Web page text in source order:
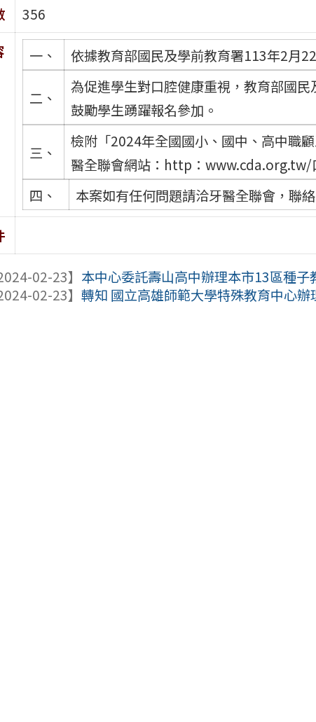
356
一、 依據教育部國民及學前教育署113年2月
二、
為促進學生對口腔健康重視，教育部國
鼓勵學生踴躍報名參加。
三、
檢附「2024年全國國小、國中、高中職
醫全聯會網站：http：www.cda.org.tw/
四、
本案如有任何問題請洽牙醫全聯會，聯
2024-02-23】 本中心委託壽山高中辦理本市13區種
2024-02-23】轉知 國立高雄師範大學特殊教育中心